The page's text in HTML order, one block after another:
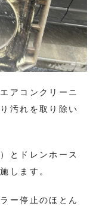
アコンクリーニ
汚れを取り除い
とドレンホース
します。
ー停止のほとん